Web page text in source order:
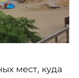
мест, куда